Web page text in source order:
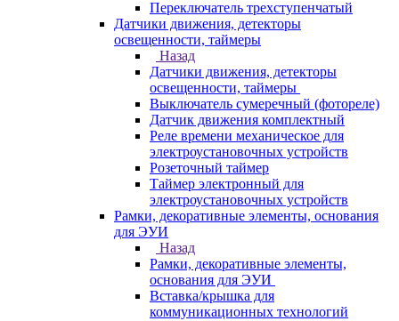
Переключатель трехступенчатый
Датчики движения, детекторы
освещенности, таймеры
Назад
Датчики движения, детекторы
освещенности, таймеры
Выключатель сумеречный (фотореле)
Датчик движения комплектный
Реле времени механическое для
электроустановочных устройств
Розеточный таймер
Таймер электронный для
электроустановочных устройств
Рамки, декоративные элементы, основания
для ЭУИ
Назад
Рамки, декоративные элементы,
основания для ЭУИ
Вставка/крышка для
коммуникационных технологий